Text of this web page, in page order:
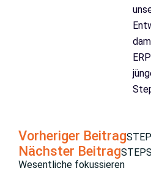
Vorheriger Beitrag
Nächster Beitrag
Wesentliche fokussieren